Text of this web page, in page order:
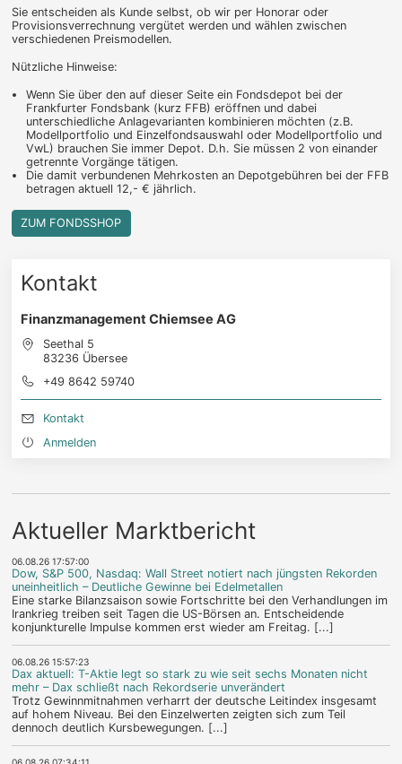
Sie entscheiden als Kunde selbst, ob wir per Honorar oder
Provisionsverrechnung vergütet werden und wählen zwischen
verschiedenen Preismodellen.
Nützliche Hinweise:
Wenn Sie über den auf dieser Seite ein Fondsdepot bei der
Frankfurter Fondsbank (kurz FFB) eröffnen und dabei
unterschiedliche Anlagevarianten kombinieren möchten (z.B.
Modellportfolio und Einzelfondsauswahl oder Modellportfolio und
VwL) brauchen Sie immer Depot. D.h. Sie müssen 2 von einander
getrennte Vorgänge tätigen.
Die damit verbundenen Mehrkosten an Depotgebühren bei der FFB
betragen aktuell 12,- € jährlich.
ZUM FONDSSHOP
Kontakt
Finanzmanagement Chiemsee AG
Seethal 5
83236 Übersee
+49 8642 59740
Kontakt
Anmelden
Aktueller Marktbericht
06.08.26 17:57:00
Dow, S&P 500, Nasdaq: Wall Street notiert nach jüngsten Rekorden
uneinheitlich – Deutliche Gewinne bei Edelmetallen
Eine starke Bilanzsaison sowie Fortschritte bei den Verhandlungen im
Irankrieg treiben seit Tagen die US-Börsen an. Entscheidende
konjunkturelle Impulse kommen erst wieder am Freitag. [...]
06.08.26 15:57:23
Dax aktuell: T-Aktie legt so stark zu wie seit sechs Monaten nicht
mehr – Dax schließt nach Rekordserie unverändert
Trotz Gewinnmitnahmen verharrt der deutsche Leitindex insgesamt
auf hohem Niveau. Bei den Einzelwerten zeigten sich zum Teil
dennoch deutlich Kursbewegungen. [...]